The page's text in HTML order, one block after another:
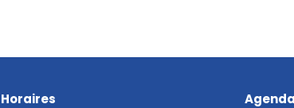
Horaires
Agenda